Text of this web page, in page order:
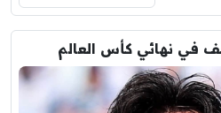
في نهائي كأس العالم